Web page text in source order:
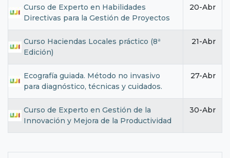
Curso de Experto en Habilidades
Directivas para la Gestión de Proyectos
20-Abr
Curso Haciendas Locales práctico (8ª
Edición)
21-Abr
Ecografía guiada. Método no invasivo
para diagnóstico, técnicas y cuidados.
27-Abr
Curso de Experto en Gestión de la
Innovación y Mejora de la Productividad
30-Abr